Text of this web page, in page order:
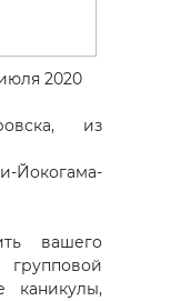
2020
из
Йокогама-
вашего
каникулы,